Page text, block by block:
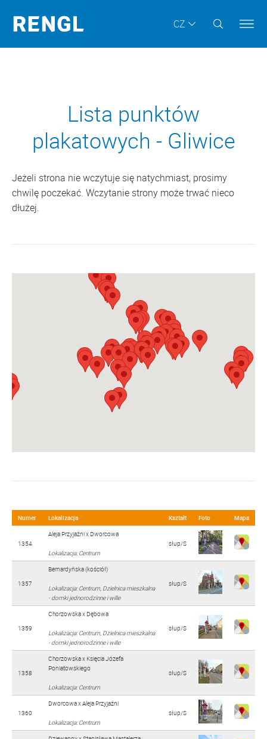
CZ
Lista punktów
plakatowych - Gliwice
Jeżeli strona nie wczytuje się natychmiast, prosimy
chwilę poczekać. Wczytanie strony może trwać nieco
dłużej.
Numer Lokalizacja Kształt Foto Mapa
1354
Aleja Przyjaźni x Dworcowa
Lokalizacja: Centrum
słup/S
1357
Bernardyńska (kościół)
Lokalizacja: Centrum, Dzielnica mieszkalna
- domki jednorodzinne i wille
słup/S
1359
Chorzowska x Dębowa
Lokalizacja: Centrum, Dzielnica mieszkalna
- domki jednorodzinne i wille
słup/S
1358
Chorzowska x Księcia Józefa
Poniatowskiego
Lokalizacja: Centrum
słup/S
1360
Dworcowa x Aleja Przyjaźni
Lokalizacja: Centrum
słup/S